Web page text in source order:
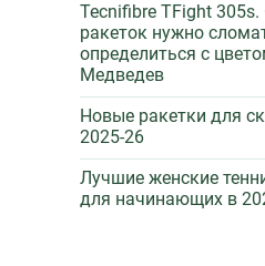
Tecnifibre TFight
ракеток нужно
определиться с
Медведев
Новые ракетки для
2025-26
Лучшие женские
для начинающих в